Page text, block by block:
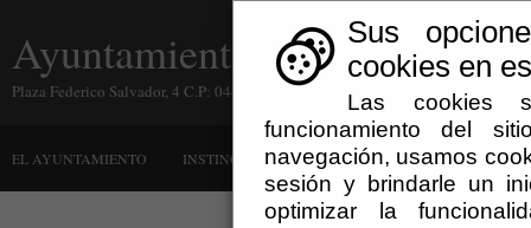
Sus
cookies en
Las cookies
funcionamiento del
navegación, usamos
sesión y brindarle un
optimizar la
Ayuntamiento de Instinción
Plaza Federico Salvador, 4 C.P: 04430 Instinción (Almería)
EL AYUNTAMIENTO INSTINCIÓN ADMINISTRACIÓN-E QUE